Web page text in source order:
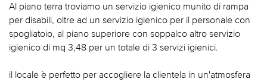
Al piano terra troviamo un servizio igienico munito di rampa
per disabili, oltre ad un servizio igienico per il personale con
spogliatoio, al piano superiore con soppalco altro servizio
igienico di mq 3,48 per un totale di 3 servizi igienici.
il locale è perfetto per accogliere la clientela in un'atmosfera